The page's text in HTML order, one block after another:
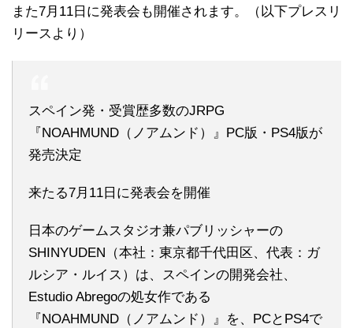
また7月11日に発表会も開催されます。（以下プレスリ
リースより）
スペイン発・受賞歴多数のJRPG
『NOAHMUND（ノアムンド）』PC版・PS4版が
発売決定
来たる7月11日に発表会を開催
日本のゲームスタジオ兼パブリッシャーの
SHINYUDEN（本社：東京都千代田区、代表：ガ
ルシア・ルイス）は、スペインの開発会社、
Estudio Abregoの処女作である
『NOAHMUND（ノアムンド）』を、PCとPS4で